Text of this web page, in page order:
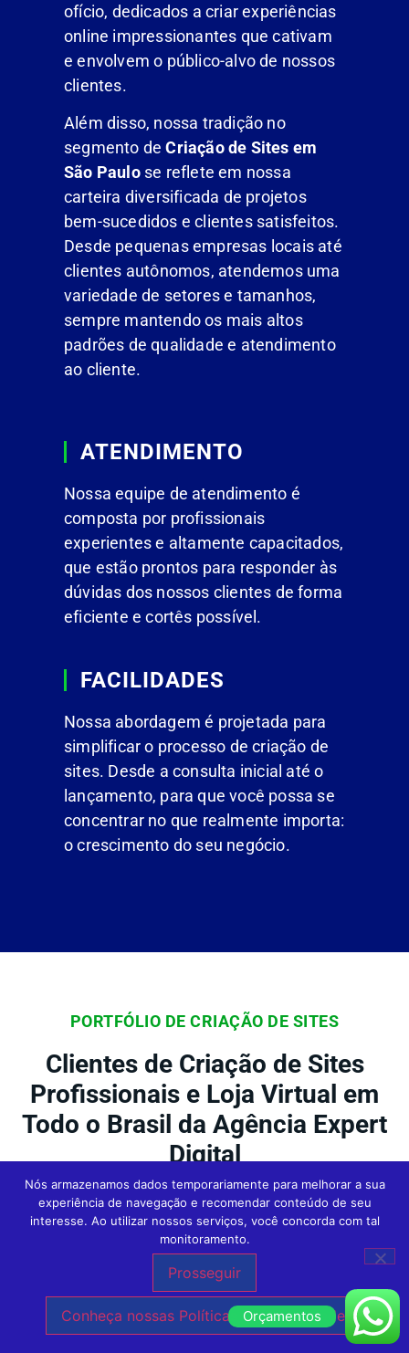
ofício, dedicados a criar experiências
online impressionantes que cativam
e envolvem o público-alvo de nossos
clientes.
Além disso, nossa tradição no
segmento de Criação de Sites em
São Paulose reflete em nossa
carteira diversificada de projetos
bem-sucedidos e clientes satisfeitos.
Desde pequenas empresas locais até
clientes autônomos, atendemos uma
variedade de setores e tamanhos,
sempre mantendo os mais altos
padrões de qualidade e atendimento
ao cliente.
ATENDIMENTO
Nossa equipe de atendimento é
composta por profissionais
experientes e altamente capacitados,
que estão prontos para responder às
dúvidas dos nossos clientes de forma
eficiente e cortês possível.
FACILIDADES
Nossa abordagem é projetada para
simplificar o processo de criação de
sites. Desde a consulta inicial até o
lançamento, para que você possa se
concentrar no que realmente importa:
o crescimento do seu negócio.
PORTFÓLIO DE CRIAÇÃO DE SITES
Clientes de Criação de Sites
Profissionais e Loja Virtual em
Todo o Brasil da Agência Expert
Digital
Na Agência ExpertCriação de Sites em São
, nossos clientes são o foco central
de tudo o que fazemos. Conheça outras
empresas incríveis que confiaram no nosso
Orçamentos
Nós armazenamos dados temporariamente para melhorar a sua
experiência de navegação e recomendar conteúdo de seu
interesse. Ao utilizar nossos serviços, você concorda com tal
monitoramento.
Prosseguir
Conheça nossas Políticas de Privacidade.